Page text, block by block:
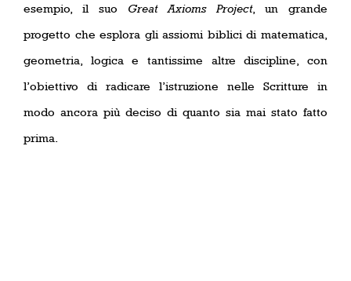
esempio, il suo Great Axioms Project, un grande
progetto che esplora gli assiomi biblici di matematica,
geometria, logica e tantissime altre discipline, con
l’obiettivo di radicare l’istruzione nelle Scritture in
modo ancora più deciso di quanto sia mai stato fatto
prima.